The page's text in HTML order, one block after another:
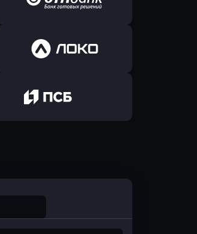
в Экспобанк
Оправить заявку
в ОТП БАНК
Оправить заявку
в Локо-Банк